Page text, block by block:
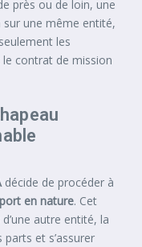
près ou de loin, une
sur une même entité,
les
contrat de mission
décide de procéder à
en nature. Cet
d’une autre entité, la
et s’assurer